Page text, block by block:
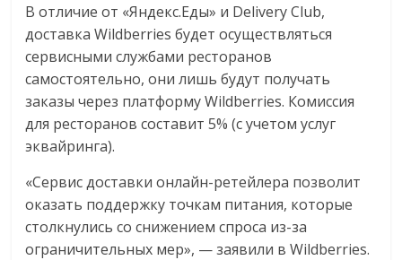
В отличие от «Яндекс.Еды» и Delivery Club,
доставка Wildberries будет осуществляться
сервисными службами ресторанов
самостоятельно, они лишь будут получать
заказы через платформу Wildberries. Комиссия
для ресторанов составит 5% (с учетом услуг
эквайринга).
«Сервис доставки онлайн-ретейлера позволит
оказать поддержку точкам питания, которые
столкнулись со снижением спроса из-за
ограничительных мер», — заявили в Wildberries.